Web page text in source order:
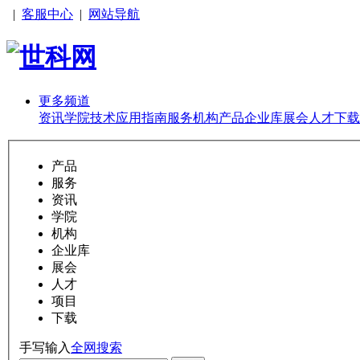
| 客服中心 | 网站导航
更多频道
资讯学院技术应用指南服务机构产品企业库展会 人才下载
产品
服务
资讯
学院
机构
企业库
展会
人才
项目
下载
手写输入全网搜索